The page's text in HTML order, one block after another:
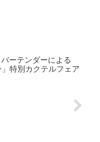
」特別カクテルフェア